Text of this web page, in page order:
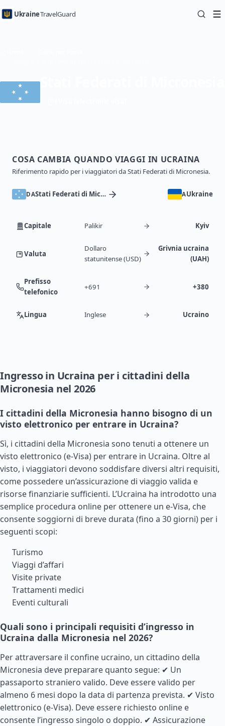
UkraineTravelGuard
COSA CAMBIA QUANDO VIAGGI IN UCRAINA
Riferimento rapido per i viaggiatori da Stati Federati di Micronesia.
DA Stati Federati di Micronesia AUkraine
Capitale Palikir Kyiv
Valuta
Dollaro
statunitense (USD)
Grivnia ucraina
(UAH)
Prefisso
telefonico
+691 +380
Lingua Inglese Ucraino
Ingresso in Ucraina per i cittadini della
Micronesia nel 2026
I cittadini della Micronesia hanno bisogno di un
visto elettronico per entrare in Ucraina?
Sì, i cittadini della Micronesia sono tenuti a ottenere un
visto elettronico (e-Visa) per entrare in Ucraina. Oltre al
visto, i viaggiatori devono soddisfare diversi altri requisiti,
come possedere un’assicurazione di viaggio valida e
risorse finanziarie sufficienti. L’Ucraina ha introdotto una
semplice procedura online per ottenere un e-Visa, che
consente soggiorni di breve durata (fino a 30 giorni) per i
seguenti scopi:
Turismo
Viaggi d’affari
Visite private
Trattamenti medici
Eventi culturali
Quali sono i principali requisiti d’ingresso in
Ucraina dalla Micronesia nel 2026?
Per attraversare il confine ucraino, un cittadino della
Micronesia deve preparare quanto segue: ✔ Un
passaporto straniero valido. Deve essere valido per
almeno 6 mesi dopo la data di partenza prevista. ✔ Visto
elettronico (e-Visa). Deve essere richiesto online e
consente l’ingresso singolo o doppio. ✔ Assicurazione